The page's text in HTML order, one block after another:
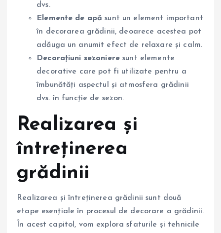
dvs.
Elemente de apă sunt un element important
în decorarea grădinii, deoarece acestea pot
adăuga un anumit efect de relaxare și calm.
Decorațiuni sezoniere sunt elemente
decorative care pot fi utilizate pentru a
îmbunătăți aspectul și atmosfera grădinii
dvs. în funcție de sezon.
Realizarea și
întreținerea
grădinii
Realizarea și întreținerea grădinii sunt două
etape esențiale în procesul de decorare a grădinii.
În acest capitol, vom explora sfaturile și tehnicile